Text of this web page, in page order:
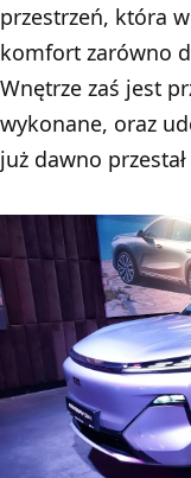
przestrzeń, która
komfort zarówno
Wnętrze zaś jest
wykonane, oraz
już dawno